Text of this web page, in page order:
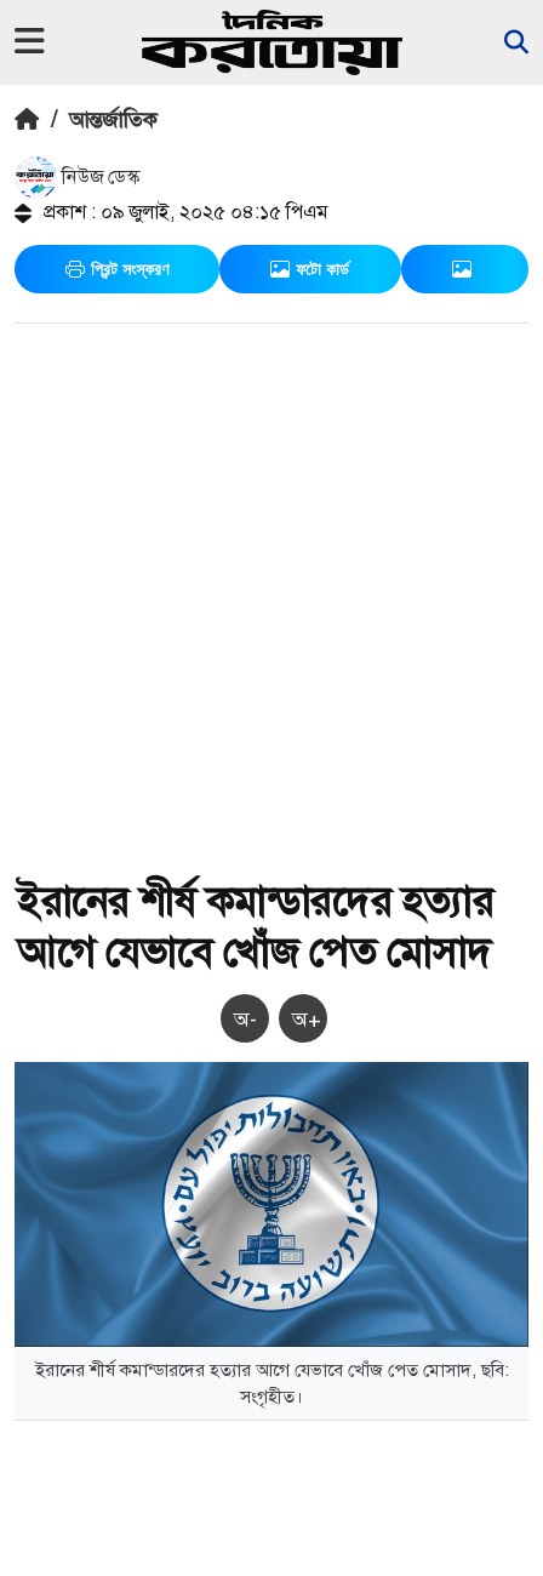
/ আন্তর্জাতিক
নিউজ ডেস্ক
প্রকাশ : ০৯ জুলাই, ২০২৫ ০৪:১৫ পিএম
প্রিন্ট সংস্করণ ফটো কার্ড
ইরানের শীর্ষ কমান্ডারদের হত্যার
আগে যেভাবে খোঁজ পেত মোসাদ
অ- অ+
ইরানের শীর্ষ কমান্ডারদের হত্যার আগে যেভাবে খোঁজ পেত মোসাদ, ছবি:
সংগৃহীত।